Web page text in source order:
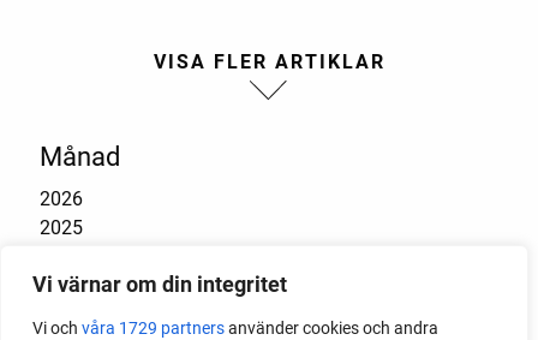
Vi värnar om din integritet
Vi och våra 1729 partnersanvänder cookies och andra
Månad
2026
2025
2023